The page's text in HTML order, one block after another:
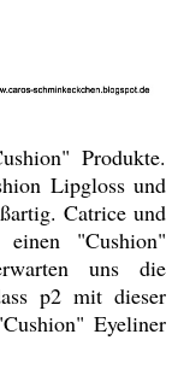
Produkte.
Lipgloss und
Catrice und
"Cushion"
uns die
p2 mit dieser
Eyeliner